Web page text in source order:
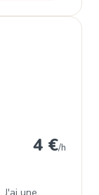
4 €/h
une